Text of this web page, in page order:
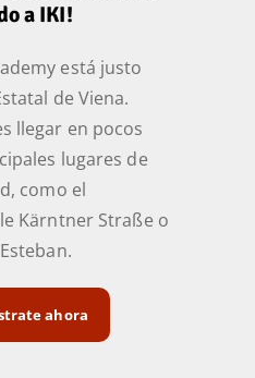
a IKI!
está justo
de Viena.
llegar en pocos
lugares de
como el
Kärntner Straße o
ahora